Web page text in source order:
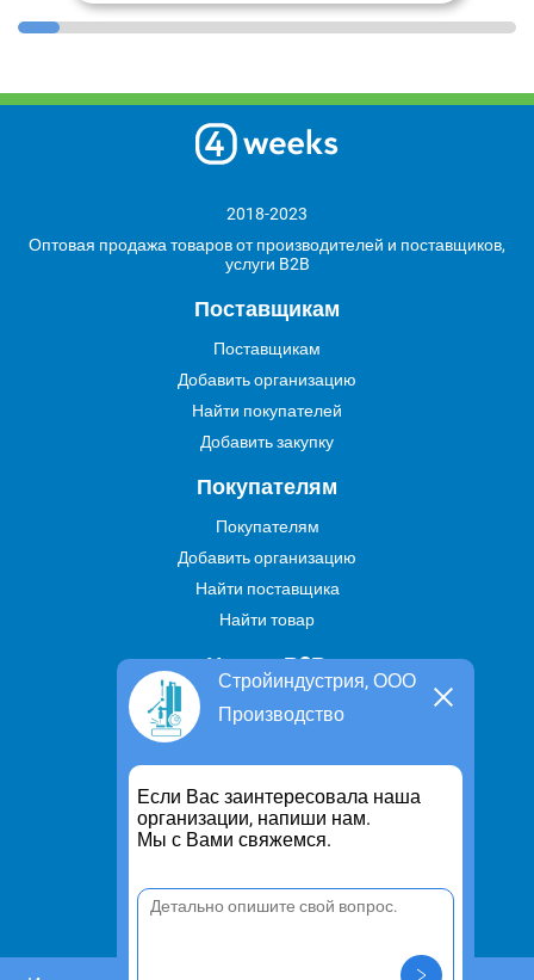
Стройиндустрия, ООО
Производство
Если Вас заинтересовала наша
организации, напиши нам.
Мы с Вами свяжемся.
2018-2023
Оптовая продажа товаров от производителей и поставщиков,
услуги B2B
Поставщикам
Поставщикам
Добавить организацию
Найти покупателей
Добавить закупку
Покупателям
Покупателям
Добавить организацию
Найти поставщика
Найти товар
Услуги В2В
Найти услугу
Предложить свою услугу
Дропшиппинг
Транспортные услуги
Информация
Политика конфиденциальности